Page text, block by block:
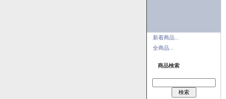
新着商品...
全商品...
商品検索